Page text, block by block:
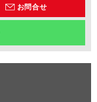
お問合せ